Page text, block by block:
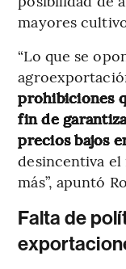
mayores
“Lo que se
prohibiciones
fin de
precios bajos
desincentiva
más”, apuntó
Falta de